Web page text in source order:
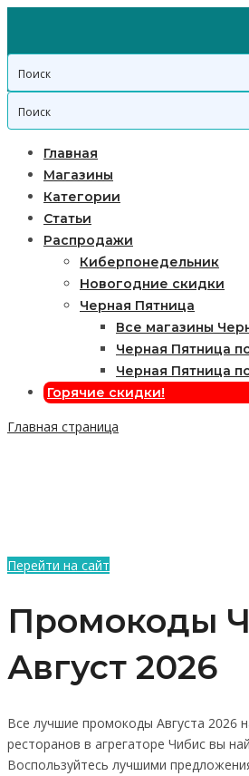
Главная
Магазины
Категории
Статьи
Распродажи
Киберпонедельник
Новогодние скидки
Черная Пятница
Все магазины
Черная Пятница
Черная Пятница
Горячие скидки!
Главная страница
Перейти на сайт
Промокоды
Август 2026
Все лучшие промокоды Августа 2026
ресторанов в агрегаторе Чибис вы
Воспользуйтесь лучшими